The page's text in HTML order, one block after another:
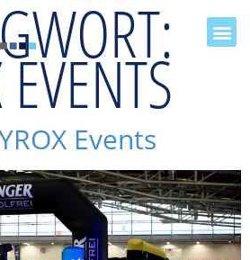
Events